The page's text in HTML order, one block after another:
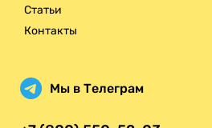
Статьи
Контакты
Мы в Телеграм